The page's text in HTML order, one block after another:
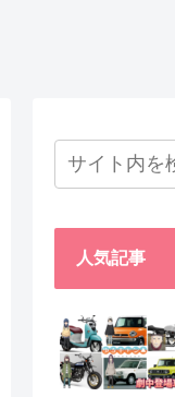
人気記事